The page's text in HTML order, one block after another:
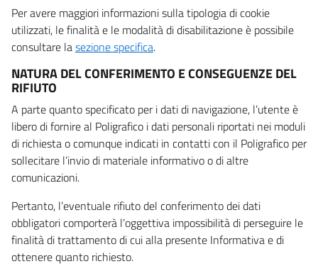
Per avere maggiori informazioni sulla tipologia di cookie
utilizzati, le finalità e le modalità di disabilitazione è possibile
consultare lasezione specifica.
NATURA DEL CONFERIMENTO E CONSEGUENZE DEL
RIFIUTO
A parte quanto specificato per i dati di navigazione, l’utente è
libero di fornire al Poligrafico i dati personali riportati nei moduli
di richiesta o comunque indicati in contatti con il Poligrafico per
sollecitare l’invio di materiale informativo o di altre
comunicazioni.
Pertanto, l’eventuale rifiuto del conferimento dei dati
obbligatori comporterà l’oggettiva impossibilità di perseguire le
finalità di trattamento di cui alla presente Informativa e di
ottenere quanto richiesto.